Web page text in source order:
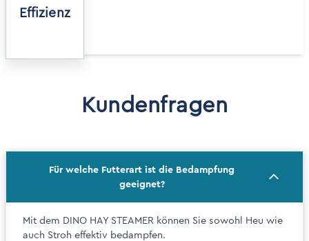
Effizienz
Kundenfragen
Für welche Futterart ist die Bedampfung
geeignet?
Mit dem DINO HAY STEAMER können Sie sowohl Heu wie
auch Stroh effektiv bedampfen.